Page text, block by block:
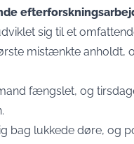
sig til et
mistænkte anholdt,
fængslet, og
bag lukkede døre, og